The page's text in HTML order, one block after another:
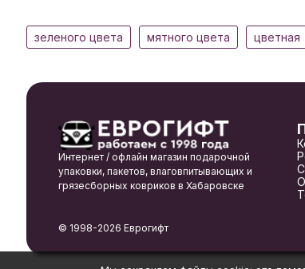
зеленого цвета мятного цвета цветная
Интернет / офлайн магазин подарочной
упаковки, пакетов, влаговпитывающих и
грязесборных ковриков в Хабаровске
© 1998-2026 Еврогифт